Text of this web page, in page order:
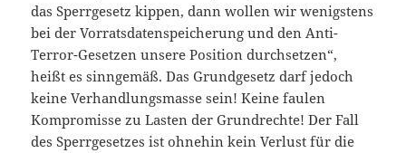
das Sperrgesetz kippen, dann wollen wir wenigstens
bei der Vorratsdatenspeicherung und den Anti-
Terror-Gesetzen unsere Position durchsetzen“,
heißt es sinngemäß. Das Grundgesetz darf jedoch
keine Verhandlungsmasse sein! Keine faulen
Kompromisse zu Lasten der Grundrechte! Der Fall
des Sperrgesetzes ist ohnehin kein Verlust für die